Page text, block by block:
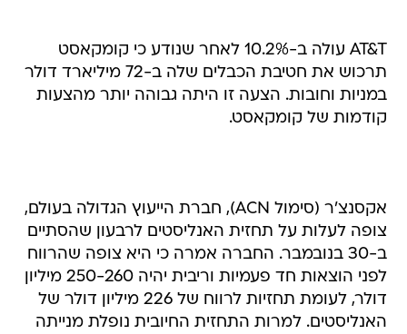
AT&T עולה ב-10.2% לאחר שנודע כי קומקאסט
תרכוש את חטיבת הכבלים שלה ב-72 מיליארד דולר
במניות וחובות. הצעה זו היתה גבוהה יותר מהצעות
קודמות של קומקאסט.
אקסנצ'ר (סימול ACN), חברת הייעוץ הגדולה בעולם,
צופה לעלות על תחזית האנליסטים לרבעון שהסתיים
ב-30 בנובמבר. החברה אמרה כי היא צופה שהרווח
לפני הוצאות חד פעמיות וריבית יהיה 250-260 מיליון
דולר, לעומת תחזיות לרווח של 226 מיליון דולר של
האנליסטים. למרות התחזית החיובית נופלת מנייתה